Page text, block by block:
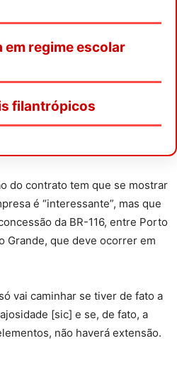
regime escolar
filantrópicos
do contrato tem que se mostrar
é “interessante”, mas que
da BR-116, entre Porto
Grande, que deve ocorrer em
vai caminhar se tiver de fato a
[sic] e se, de fato, a
não haverá extensão.